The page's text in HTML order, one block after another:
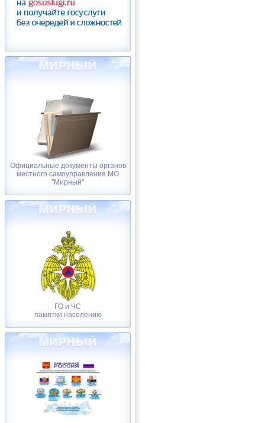
Официальные документы органов
местного самоуправления МО
"Мирный"
ГО и ЧС
памятки населению